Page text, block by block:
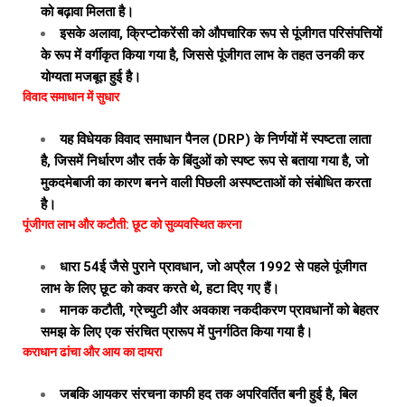
को बढ़ावा मिलता है।
इसके अलावा, क्रिप्टोकरेंसी को औपचारिक रूप से पूंजीगत परिसंपत्तियों
के रूप में वर्गीकृत किया गया है, जिससे पूंजीगत लाभ के तहत उनकी कर
योग्यता मजबूत हुई है।
विवाद समाधान में सुधार
यह विधेयक विवाद समाधान पैनल (DRP) के निर्णयों में स्पष्टता लाता
है, जिसमें निर्धारण और तर्क के बिंदुओं को स्पष्ट रूप से बताया गया है, जो
मुकदमेबाजी का कारण बनने वाली पिछली अस्पष्टताओं को संबोधित करता
है।
पूंजीगत लाभ और कटौती: छूट को सुव्यवस्थित करना
धारा 54ई जैसे पुराने प्रावधान, जो अप्रैल 1992 से पहले पूंजीगत
लाभ के लिए छूट को कवर करते थे, हटा दिए गए हैं।
मानक कटौती, ग्रेच्युटी और अवकाश नकदीकरण प्रावधानों को बेहतर
समझ के लिए एक संरचित प्रारूप में पुनर्गठित किया गया है।
कराधान ढांचा और आय का दायरा
जबकि आयकर संरचना काफी हद तक अपरिवर्तित बनी हुई है, बिल